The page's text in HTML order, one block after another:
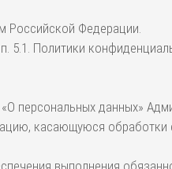
Российской Федерации.
5.1. Политики
персональных данных»
касающуюся
выполнения